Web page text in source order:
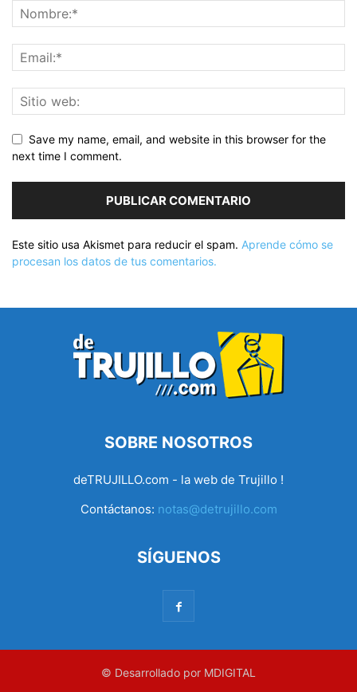
Save my name, email, and website in this browser for the
next time I comment.
Este sitio usa Akismet para reducir el spam. Aprende cómo se
procesan los datos de tus comentarios.
SOBRE NOSOTROS
deTRUJILLO.com - la web de Trujillo !
Contáctanos: notas@detrujillo.com
SÍGUENOS
© Desarrollado por MDIGITAL